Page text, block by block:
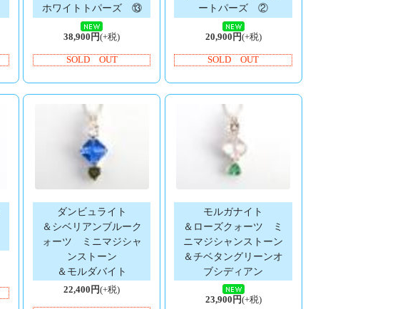
ホワイトトパーズ ⑬
38,900円(+税)
SOLD OUT
ートパーズ ②
20,900円(+税)
SOLD OUT
ダンビュライト
＆シベリアンブルーク
ォーツ ミニマジシャ
ンストーン
＆モルダバイト
22,400円(+税)
モルガナイト
＆ローズクォーツ ミ
ニマジシャンストーン
＆チベタングリーンオ
ブシディアン
23,900円(+税)